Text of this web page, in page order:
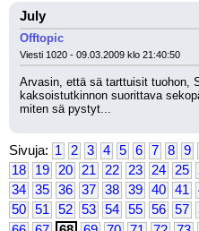
July
Offtopic
Viesti 1020 - 09.03.2009 klo 21:40:50
Arvasin, että sä tarttuisit tuohon,
kaksoistutkinnon suorittava
miten sä pystyt...
Sivuja: 1 2 3 4 5 6 7 8 9
18
19 20 21 22 23 24 25
34
35 36 37 38 39 40 41
50
51 52 53 54 55 56 57